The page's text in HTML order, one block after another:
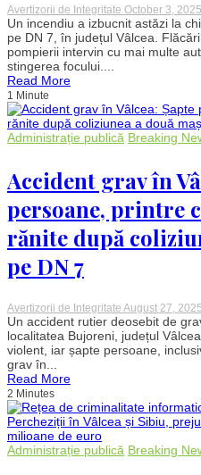
Avertizorii de Integritate October 3, 2025
Un incendiu a izbucnit astăzi la
pe DN 7, în județul Vâlcea.
pompierii intervin cu mai multe
stingerea focului....
Read More
1 Minute
Administrație publică Breaking
Accident grav în
persoane, printre
rănite după
pe DN 7
Avertizorii de Integritate August 27, 2025
Un accident rutier deosebit de
localitatea Bujoreni, județul
violent, iar șapte persoane,
grav în...
Read More
2 Minutes
Administrație publică Breaking